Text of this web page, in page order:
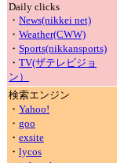
Daily clicks
・ News(nikkei net)
・ Weather(CWW)
・ Sports(nikkansports)
・ TV(ザテレビジョ
ン）
検索エンジン
・ Yahoo!
・ goo
・ exsite
・ lycos